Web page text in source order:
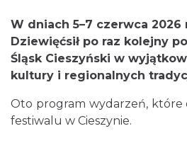
W dniach 5–7 czerwca 2026
Dziewięćsił po raz kolejny
Śląsk Cieszyński w
kultury i regionalnych
Oto program wydarzeń, które
festiwalu w Cieszynie.